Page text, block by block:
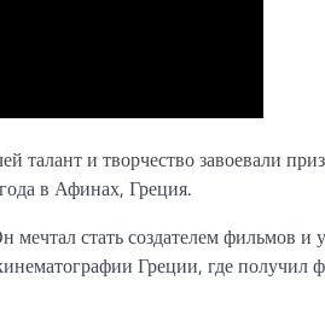
талант и творчество завоевали
в Афинах, Греция.
стать создателем фильмов и
Греции, где получил